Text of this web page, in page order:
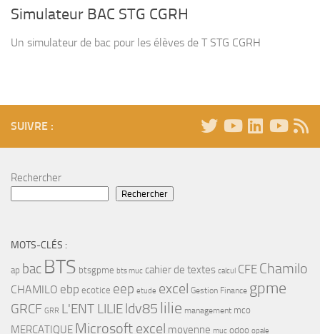
Simulateur BAC STG CGRH
Un simulateur de bac pour les élèves de T STG CGRH
SUIVRE :
Rechercher
Rechercher
MOTS-CLÉS :
ap bac BTS btsgpme bts muc cahier de textes calcul CFE Chamilo
CHAMILO ebp ecotice eep etude excel Gestion Finance gpme
GRCF GRR L'ENT LILIEldv85 lilie management mco
MERCATIQUE Microsoft excel moyenne muc odoo opale